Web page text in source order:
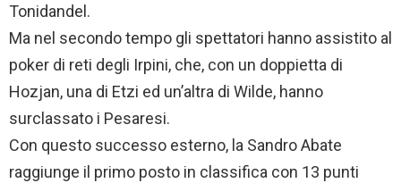
Tonidandel.
Ma nel secondo tempo gli spettatori hanno assistito al
poker di reti degli Irpini, che, con un doppietta di
Hozjan, una di Etzi ed un’altra di Wilde, hanno
surclassato i Pesaresi.
Con questo successo esterno, la Sandro Abate
raggiunge il primo posto in classifica con 13 punti